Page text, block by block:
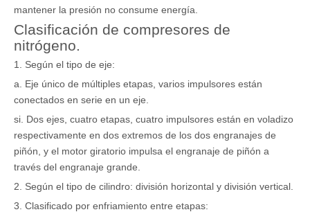
mantener la presión no consume energía.
Clasificación de compresores de
nitrógeno.
1. Según el tipo de eje:
a. Eje único de múltiples etapas, varios impulsores están
conectados en serie en un eje.
si. Dos ejes, cuatro etapas, cuatro impulsores están en voladizo
respectivamente en dos extremos de los dos engranajes de
piñón, y el motor giratorio impulsa el engranaje de piñón a
través del engranaje grande.
2. Según el tipo de cilindro: división horizontal y división vertical.
3. Clasificado por enfriamiento entre etapas: